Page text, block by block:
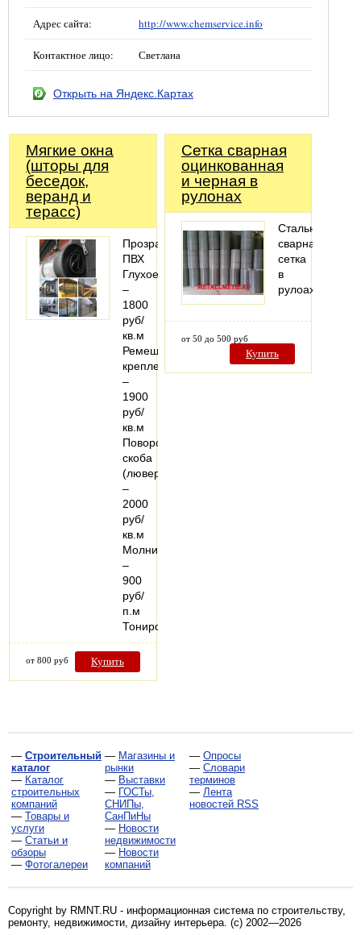
Адрес сайта: http://www.chemservice.info
Контактное лицо: Светлана
Открыть на Яндекс.Картах
Мягкие окна
(шторы для
беседок,
веранд и
терасс)
Прозрачный
ПВХ
Глухое
–
1800
руб/
кв.м
Ремешковое
крепление
–
1900
руб/
кв.м
Поворотная
скоба
(люверс)
–
2000
руб/
кв.м
Молния
–
900
руб/
п.м
Тонированный…
от 800 руб Купить
Сетка сварная
оцинкованная
и черная в
рулонах
Стальная
сварная
сетка
в
рулоах
от 50 до 500 руб
Купить
— Строительный
каталог
— Каталог
строительных
компаний
— Товары и
услуги
— Статьи и
обзоры
— Фотогалереи
— Магазины и
рынки
— Выставки
— ГОСТы,
СНИПы,
СанПиНы
— Новости
недвижимости
— Новости
компаний
— Опросы
— Словари
терминов
— Лента
новостей RSS
Copyright by RMNT.RU - информационная система по строительству,
ремонту, недвижимости, дизайну интерьера. (c) 2002—2026